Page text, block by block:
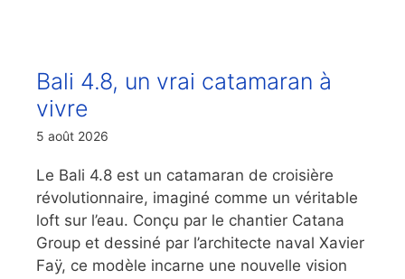
Bali 4.8, un vrai catamaran à
vivre
5 août 2026
Le Bali 4.8 est un catamaran de croisière
révolutionnaire, imaginé comme un véritable
loft sur l’eau. Conçu par le chantier Catana
Group et dessiné par l’architecte naval Xavier
Faÿ, ce modèle incarne une nouvelle vision